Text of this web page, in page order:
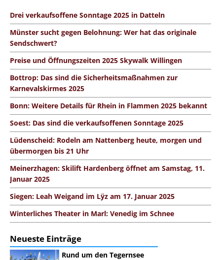
Drei verkaufsoffene Sonntage 2025 in Datteln
Münster sucht gegen Belohnung: Wer hat das originale
Sendschwert?
Preise und Öffnungszeiten 2025 Skywalk Willingen
Bottrop: Das sind die Sicherheitsmaßnahmen zur
Karnevalskirmes 2025
Bonn: Weitere Details für Rhein in Flammen 2025 bekannt
Soest: Das sind die verkaufsoffenen Sonntage 2025
Lüdenscheid: Rodeln am Nattenberg heute, morgen und
übermorgen bis 21 Uhr
Meinerzhagen: Skilift Hardenberg öffnet am Samstag, 11.
Januar 2025
Siegen: Leah Weigand im Lÿz am 17. Januar 2025
Winterliches Theater in Marl: Venedig im Schnee
Neueste Einträge
Rund um den Tegernsee